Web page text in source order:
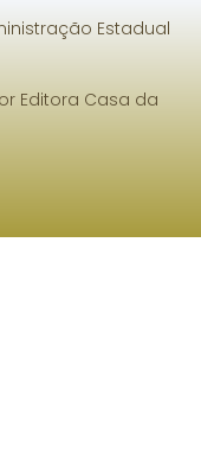
Estadual
Editora Casa da